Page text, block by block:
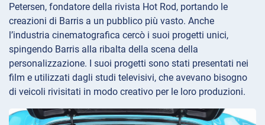
Petersen, fondatore della rivista Hot Rod, portando le
creazioni di Barris a un pubblico più vasto. Anche
l’industria cinematografica cercò i suoi progetti unici,
spingendo Barris alla ribalta della scena della
personalizzazione. I suoi progetti sono stati presentati nei
film e utilizzati dagli studi televisivi, che avevano bisogno
di veicoli rivisitati in modo creativo per le loro produzioni.